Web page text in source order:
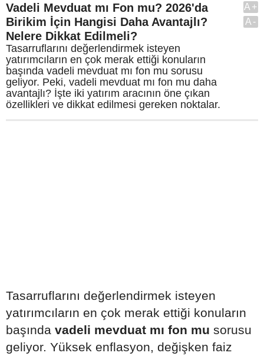
Vadeli Mevduat mı Fon mu? 2026'da
Birikim İçin Hangisi Daha Avantajlı?
Nelere Dikkat Edilmeli?
Tasarruflarını değerlendirmek isteyen
yatırımcıların en çok merak ettiği konuların
başında vadeli mevduat mı fon mu sorusu
geliyor. Peki, vadeli mevduat mı fon mu daha
avantajlı? İşte iki yatırım aracının öne çıkan
özellikleri ve dikkat edilmesi gereken noktalar.
A+
A-
Tasarruflarını değerlendirmek isteyen
yatırımcıların en çok merak ettiği konuların
başında vadeli mevduat mı fon mu sorusu
geliyor. Yüksek enflasyon, değişken faiz